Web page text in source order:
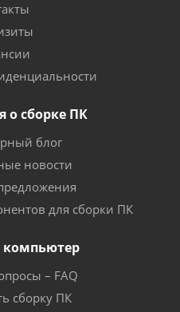
сборке ПК
блог
новости
для сборки ПК
компьютер
– FAQ
сборку ПК